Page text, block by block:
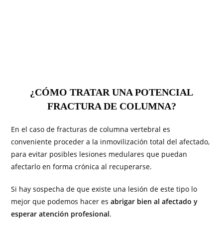
¿CÓMO TRATAR UNA POTENCIAL
FRACTURA DE COLUMNA?
En el caso de fracturas de columna vertebral es
conveniente proceder a la inmovilización total del afectado,
para evitar posibles lesiones medulares que puedan
afectarlo en forma crónica al recuperarse.
Si hay sospecha de que existe una lesión de este tipo lo
mejor que podemos hacer esabrigar bien al afectado y
esperar atención profesional.